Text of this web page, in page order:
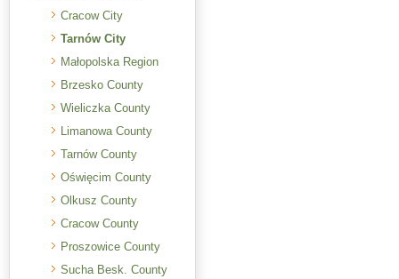
Cracow City
Tarnów City
Małopolska Region
Brzesko County
Wieliczka County
Limanowa County
Tarnów County
Oświęcim County
Olkusz County
Cracow County
Proszowice County
Sucha Besk. County